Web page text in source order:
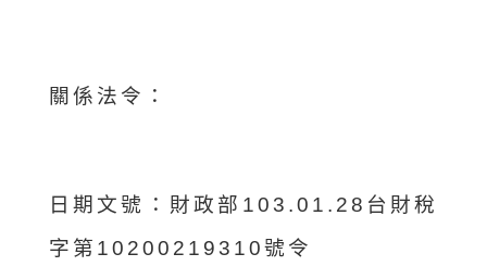
關係法令：
日期文號： 財政部103.01.28台財稅
字第10200219310號令